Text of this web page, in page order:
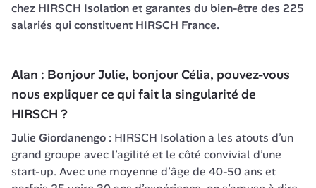
chez HIRSCH Isolation et garantes du bien-être des 225
salariés qui constituent HIRSCH France.
Alan : Bonjour Julie, bonjour Célia, pouvez-vous
nous expliquer ce qui fait la singularité de
HIRSCH ?
Julie Giordanengo : HIRSCH Isolation a les atouts d’un
grand groupe avec l’agilité et le côté convivial d’une
start-up. Avec une moyenne d’âge de 40-50 ans et